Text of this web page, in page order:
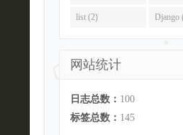
list (2) Django
网站统计
日志总数： 100
标签总数： 145